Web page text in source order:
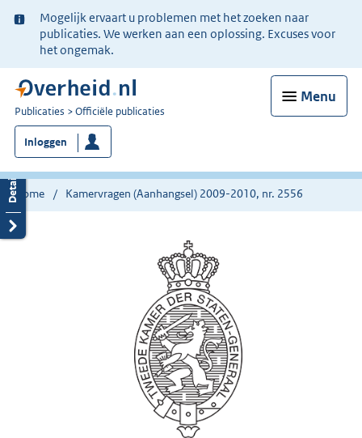
Ter
informatie:
Mogelijk ervaart u problemen met het zoeken naar
publicaties. We werken aan een oplossing. Excuses voor
het ongemak.
Menu
U
bent
nu
hier:
Publicaties Officiële publicaties
Inloggen
Home Kamervragen (Aanhangsel) 2009-2010, nr. 2556